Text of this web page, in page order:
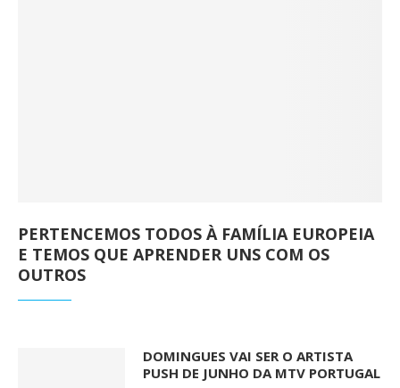
PERTENCEMOS TODOS À FAMÍLIA EUROPEIA
E TEMOS QUE APRENDER UNS COM OS
OUTROS
DOMINGUES VAI SER O ARTISTA
PUSH DE JUNHO DA MTV PORTUGAL